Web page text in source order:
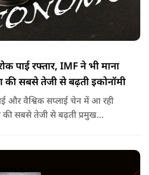
पाई रफ्तार, IMF ने भी माना
की सबसे तेजी से बढ़ती इकोनॉमी
और वैश्विक सप्लाई चेन में आ रही
की सबसे तेजी से बढ़ती प्रमुख